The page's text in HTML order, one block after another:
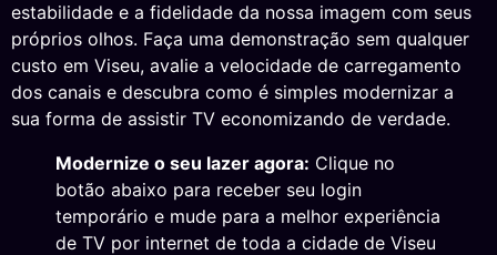
estabilidade e a fidelidade da nossa imagem com seus
próprios olhos. Faça uma demonstração sem qualquer
custo em Viseu, avalie a velocidade de carregamento
dos canais e descubra como é simples modernizar a
sua forma de assistir TV economizando de verdade.
Modernize o seu lazer agora: Clique no
botão abaixo para receber seu login
temporário e mude para a melhor experiência
de TV por internet de toda a cidade de Viseu